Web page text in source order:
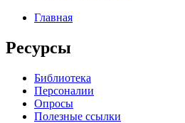
Главная
Ресурсы
Библиотека
Персоналии
Опросы
Полезные ссылки